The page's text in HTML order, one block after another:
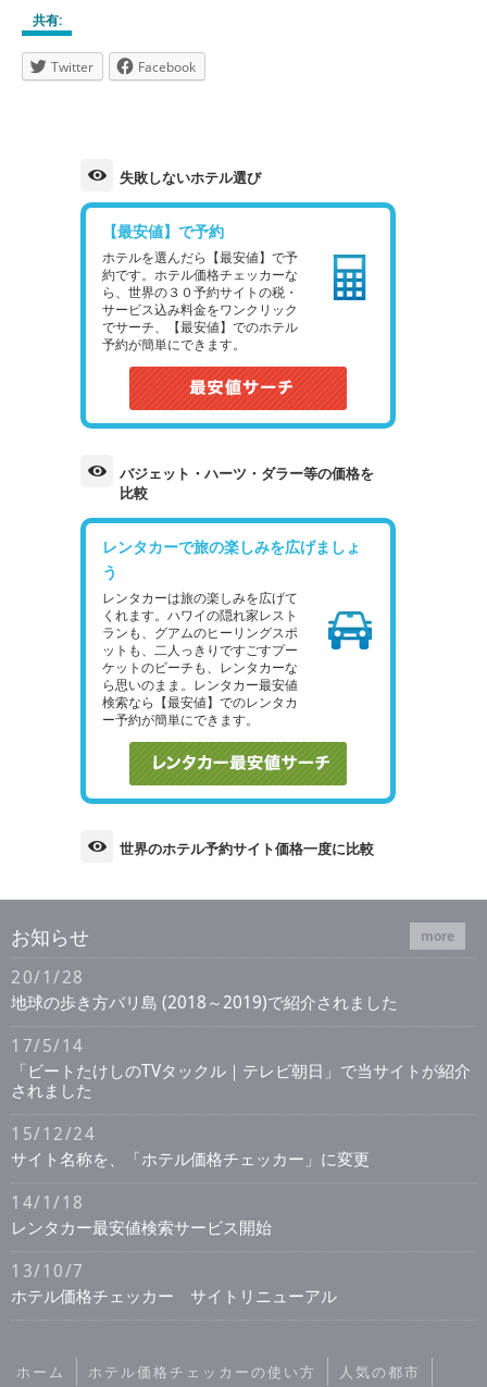
共有:
Twitter Facebook
失敗しないホテル選び
【最安値】で予約
ホテルを選んだら【最安値】で予
約です。ホテル価格チェッカーな
ら、世界の３０予約サイトの税・
サービス込み料金をワンクリック
でサーチ、【最安値】でのホテル
予約が簡単にできます。
バジェット・ハーツ・ダラー等の価格を
比較
レンタカーで旅の楽しみを広げましょ
う
レンタカーは旅の楽しみを広げて
くれます。ハワイの隠れ家レスト
ランも、グアムのヒーリングスポ
ットも、二人っきりですごすプー
ケットのビーチも、レンタカーな
ら思いのまま。レンタカー最安値
検索なら【最安値】でのレンタカ
ー予約が簡単にできます。
世界のホテル予約サイト価格一度に比較
お知らせ more
20/1/28
地球の歩き方バリ島 (2018～2019)で紹介されました
17/5/14
「ビートたけしのTVタックル｜テレビ朝日」で当サイトが紹介
されました
15/12/24
サイト名称を、「ホテル価格チェッカー」に変更
14/1/18
レンタカー最安値検索サービス開始
13/10/7
ホテル価格チェッカー サイトリニューアル
ホーム ホテル価格チェッカーの使い方 人気の都市